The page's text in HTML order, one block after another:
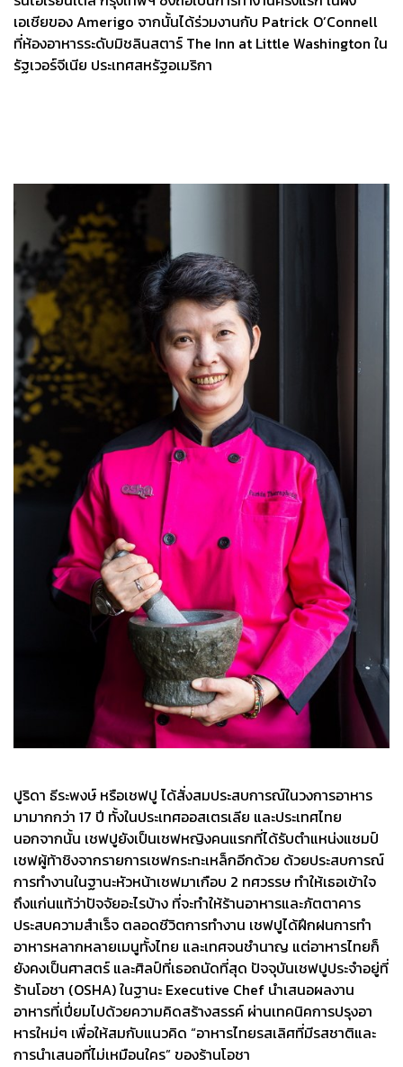
เอเชียของ Amerigo จากนั้นได้ร่วมงานกับ Patrick O’Connell
ที่ห้องอาหารระดับมิชลินสตาร์ The Inn at Little Washington ใน
รัฐเวอร์จีเนีย ประเทศสหรัฐอเมริกา
ปูริดา ธีระพงษ์ หรือเชฟปู ได้สั่งสมประสบการณ์ในวงการอาหาร
มามากกว่า 17 ปี ทั้งในประเทศออสเตรเลีย และประเทศไทย
นอกจากนั้น เชฟปูยังเป็นเชฟหญิงคนแรกที่ได้รับตำแหน่งแชมป์
เชฟผู้ท้าชิงจากรายการเชฟกระทะเหล็กอีกด้วย ด้วยประสบการณ์
การทำงานในฐานะหัวหน้าเชฟมาเกือบ 2 ทศวรรษ ทำให้เธอเข้าใจ
ถึงแก่นแท้ว่าปัจจัยอะไรบ้าง ที่จะทำให้ร้านอาหารและภัตตาคาร
ประสบความสำเร็จ ตลอดชีวิตการทำงาน เชฟปูได้ฝึกฝนการทำ
อาหารหลากหลายเมนูทั้งไทย และเทศจนชำนาญ แต่อาหารไทยก็
ยังคงเป็นศาสตร์ และศิลป์ที่เธอถนัดที่สุด ปัจจุบันเชฟปูประจำอยู่ที่
ร้านโอชา (OSHA) ในฐานะ Executive Chef นำเสนอผลงาน
อาหารที่เปี่ยมไปด้วยความคิดสร้างสรรค์ ผ่านเทคนิคการปรุงอา
หารใหม่ๆ เพื่อให้สมกับแนวคิด “อาหารไทยรสเลิศที่มีรสชาติและ
การนำเสนอที่ไม่เหมือนใคร” ของร้านโอชา